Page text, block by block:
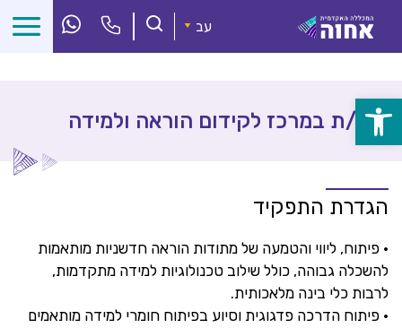
פתח
סרגל
נגישות
התוכן
עב
רכז/ת במרכז לקידום הוראה ולמידה
הגדרת התפקיד
• פיתוח, ליווי והטמעה של מתודות הוראה חדשניות מותאמות
להשכלה גבוהה, כולל שילוב טכנולוגיות למידה מתקדמות,
לרבות כלי בינה מלאכותית.
• פיתוח הדרכה פדגוגית וסיוע בפיתוח חומרי למידה מותאמים